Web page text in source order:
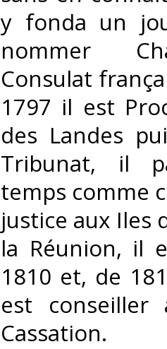
y fonda un
nommer
Consulat
1797 il est
des Landes
Tribunat, il
temps comme
justice aux Iles
la Réunion, il
1810 et, de
est
Cassation. ‎